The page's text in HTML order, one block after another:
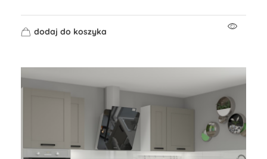
dodaj do koszyka